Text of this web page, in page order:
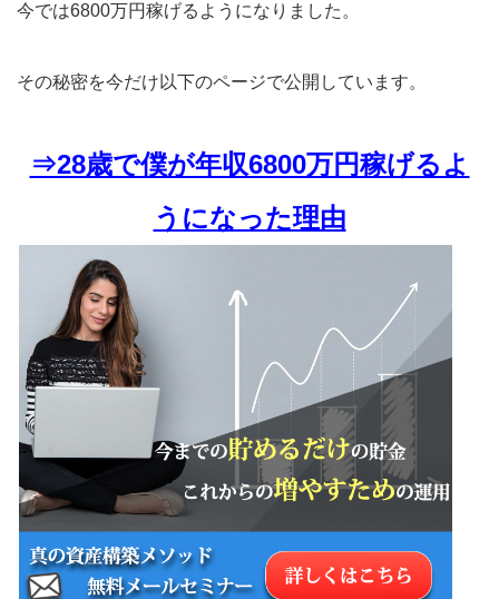
今では6800万円稼げるようになりました。
その秘密を今だけ以下のページで公開しています。
⇒28歳で僕が年収6800万円稼げるよ
うになった理由